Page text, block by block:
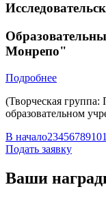
Монрепо"
Подробнее
(Творческая группа:
образовательном
В начало2345678910
Подать заявку
Ваши